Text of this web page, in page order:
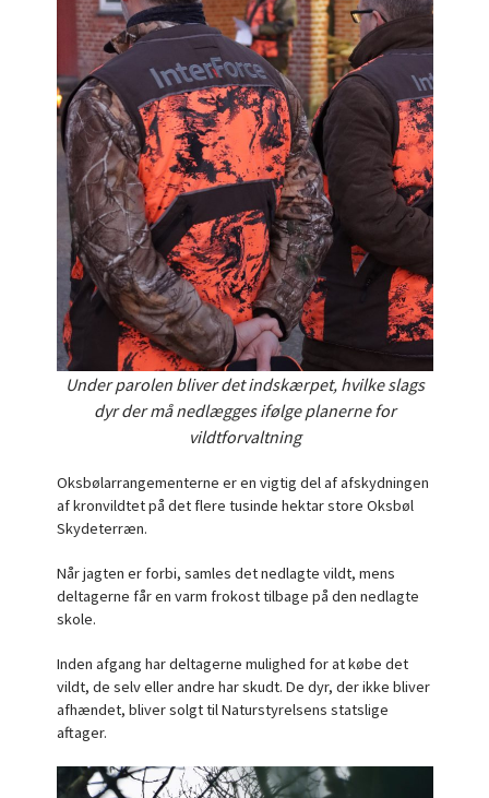
Under parolen bliver det indskærpet, hvilke slags
dyr der må nedlægges ifølge planerne for
vildtforvaltning
Oksbølarrangementerne er en vigtig del af afskydningen
af kronvildtet på det flere tusinde hektar store Oksbøl
Skydeterræn.
Når jagten er forbi, samles det nedlagte vildt, mens
deltagerne får en varm frokost tilbage på den nedlagte
skole.
Inden afgang har deltagerne mulighed for at købe det
vildt, de selv eller andre har skudt. De dyr, der ikke bliver
afhændet, bliver solgt til Naturstyrelsens statslige
aftager.